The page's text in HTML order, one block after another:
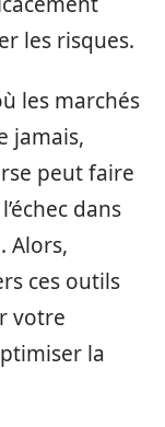
les risques.
les marchés
jamais,
peut faire
dans
Alors,
ces outils
votre
la